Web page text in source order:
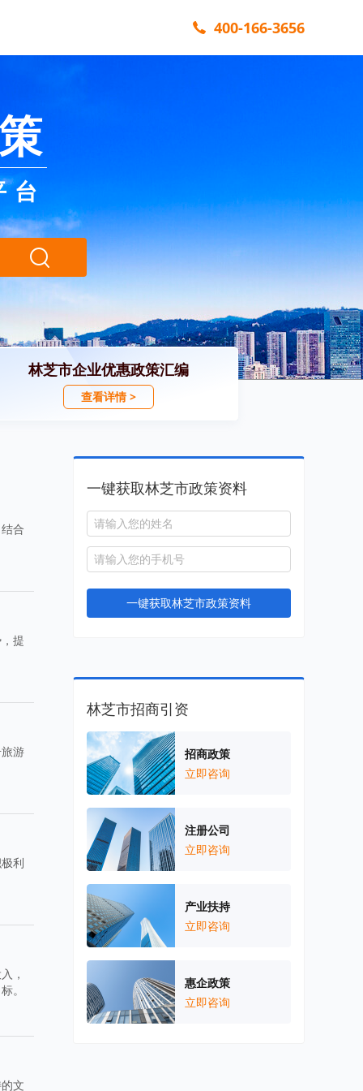
400-166-3656
台
林芝市企业优惠政策汇编
查看详情 >
合
提
游
利
，
。
文
一键获取林芝市政策资料
一键获取林芝市政策资料
林芝市招商引资
招商政策
立即咨询
注册公司
立即咨询
产业扶持
立即咨询
惠企政策
立即咨询